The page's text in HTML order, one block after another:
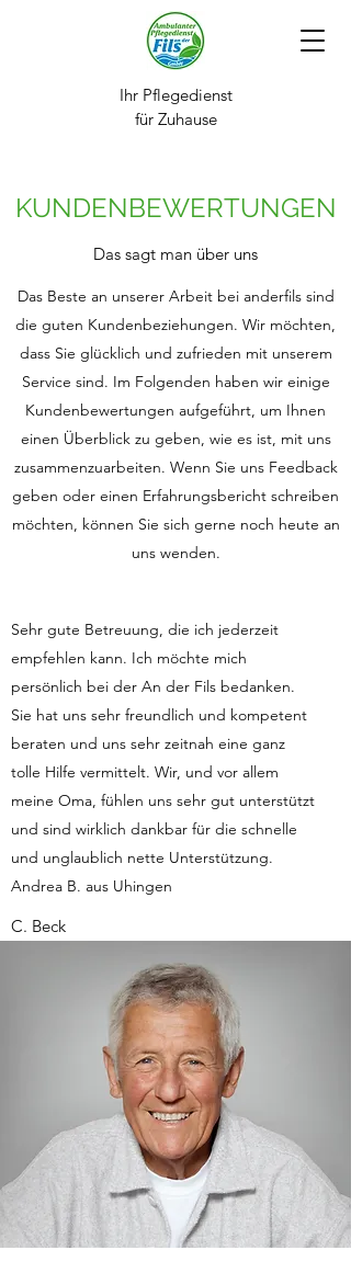
Ihr Pflegedienst
für Zuhause
KUNDENBEWERTUNGEN
Das sagt man über uns
Das Beste an unserer Arbeit bei anderfils sind
die guten Kundenbeziehungen. Wir möchten,
dass Sie glücklich und zufrieden mit unserem
Service sind. Im Folgenden haben wir einige
Kundenbewertungen aufgeführt, um Ihnen
einen Überblick zu geben, wie es ist, mit uns
zusammenzuarbeiten. Wenn Sie uns Feedback
geben oder einen Erfahrungsbericht schreiben
möchten, können Sie sich gerne noch heute an
uns wenden.
Sehr gute Betreuung, die ich jederzeit
empfehlen kann. Ich möchte mich
persönlich bei der An der Fils bedanken.
Sie hat uns sehr freundlich und kompetent
beraten und uns sehr zeitnah eine ganz
tolle Hilfe vermittelt. Wir, und vor allem
meine Oma, fühlen uns sehr gut unterstützt
und sind wirklich dankbar für die schnelle
und unglaublich nette Unterstützung.
Andrea B. aus Uhingen
C. Beck